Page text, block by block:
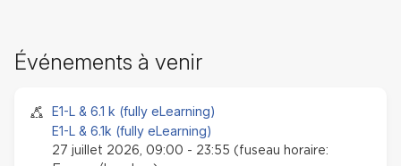
Événements à venir
Session Face-to-face
E1-L & 6.1 k (fully eLearning)
E1-L & 6.1k (fully eLearning)
27 juillet 2026, 09:00 - 23:55 (fuseau horaire: